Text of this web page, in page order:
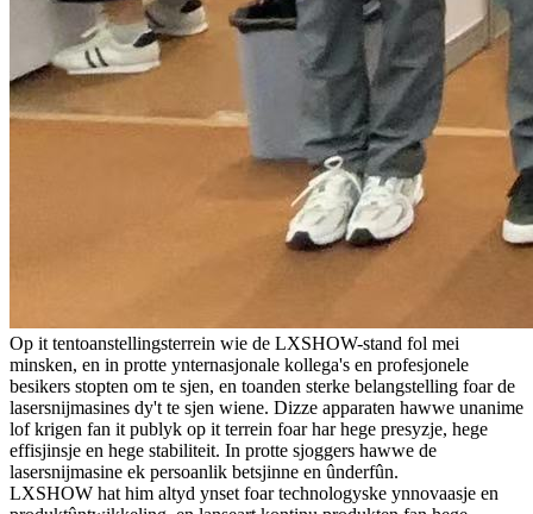
Op it tentoanstellingsterrein wie de LXSHOW-stand fol mei
minsken, en in protte ynternasjonale kollega's en profesjonele
besikers stopten om te sjen, en toanden sterke belangstelling foar de
lasersnijmasines dy't te sjen wiene. Dizze apparaten hawwe unanime
lof krigen fan it publyk op it terrein foar har hege presyzje, hege
effisjinsje en hege stabiliteit. In protte sjoggers hawwe de
lasersnijmasine ek persoanlik betsjinne en ûnderfûn.
LXSHOW hat him altyd ynset foar technologyske ynnovaasje en